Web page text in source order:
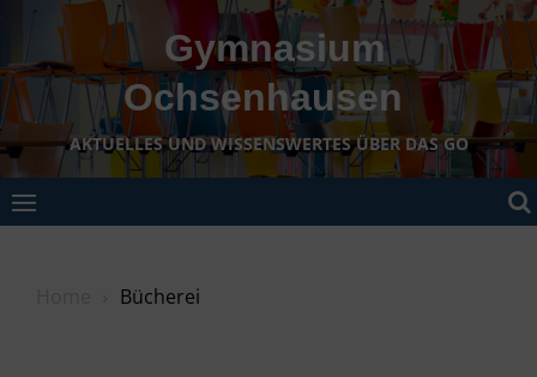
Skip
content
Gymnasium
Ochsenhausen
AKTUELLES UND WISSENSWERTES ÜBER DAS GO
Bücherei